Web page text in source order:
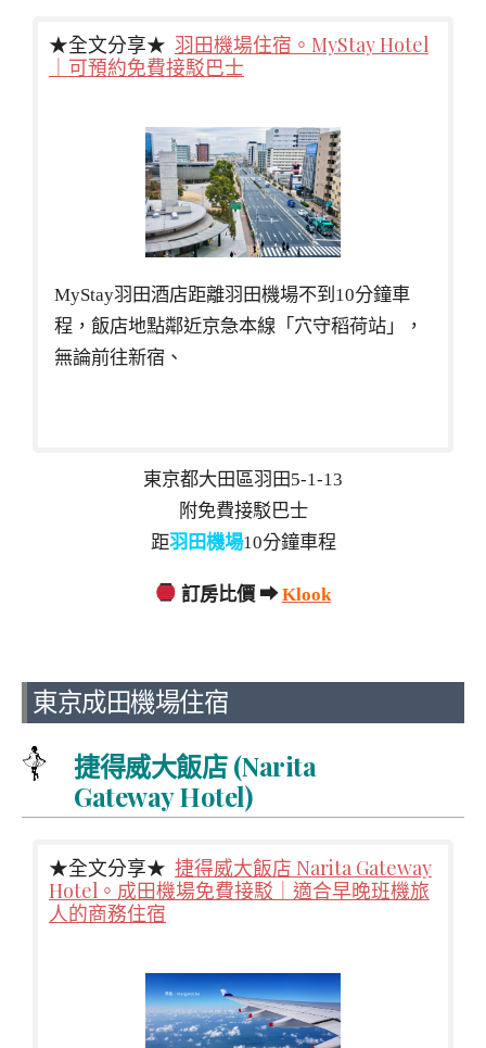
★全文分享★ 羽田機場住宿。MyStay Hotel
｜可預約免費接駁巴士
MyStay羽田酒店距離羽田機場不到10分鐘車
程，飯店地點鄰近京急本線「穴守稻荷站」，
無論前往新宿、
東京都大田區羽田5-1-13
附免費接駁巴士
距羽田機場10分鐘車程
訂房比價 ➡Klook
東京成田機場住宿
捷得威大飯店 (Narita
Gateway Hotel)
★全文分享★ 捷得威大飯店 Narita Gateway
Hotel。成田機場免費接駁｜適合早晚班機旅
人的商務住宿